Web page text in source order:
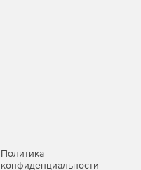
Политика
конфиденциальности